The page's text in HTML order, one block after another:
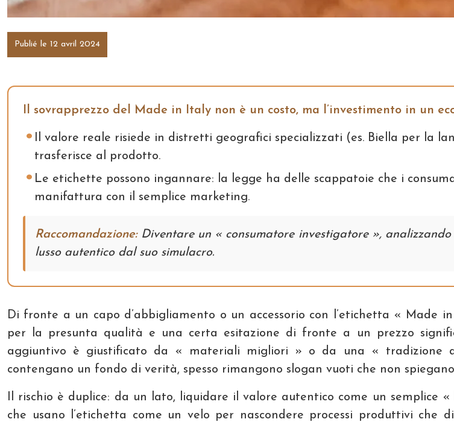
Publié le 12 avril 2024
Il sovrapprezzo del Made in Italy non è un costo, ma l’investimento in un
Il valore reale risiede in distretti geografici specializzati (es. Biella per la
trasferisce al prodotto.
Le etichette possono ingannare: la legge ha delle scappatoie che i
manifattura con il semplice marketing.
Raccomandazione:Diventare un « consumatore investigatore »,
lusso autentico dal suo simulacro.
Di fronte a un capo d’abbigliamento o un accessorio con l’etichetta « Made
per la presunta qualità e una certa esitazione di fronte a un prezzo
aggiuntivo è giustificato da « materiali migliori » o da una « tradizione
contengano un fondo di verità, spesso rimangono slogan vuoti che non
Il rischio è duplice: da un lato, liquidare il valore autentico come un semplice
che usano l’etichetta come un velo per nascondere processi produttivi